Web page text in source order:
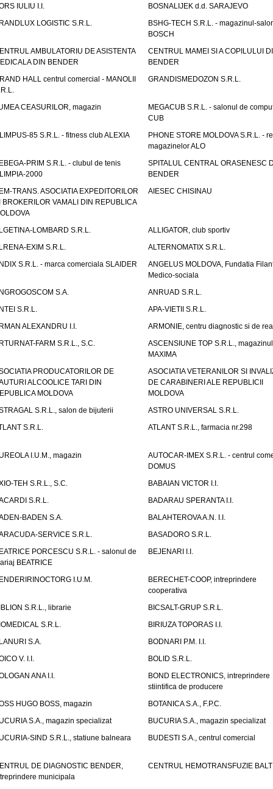
IULIU I.I.
BOSNALIJEK d.d. SARAJEVO
LOGISTIC S.R.L.
BSHG-TECH S.R.L. - magazinul-
BOSCH
AMBULATORIU DE ASISTENTA
DIN BENDER
CENTRUL MAMEI SI A COPILULUI
BENDER
HALL centrul comercial - MANOLII
GRANDISMEDOZON S.R.L.
CEASURILOR, magazin
MEGACUB S.R.L. - salonul de
CUB
85 S.R.L. - fitness club ALEXIA
PHONE STORE MOLDOVA S.R.L. -
magazinelor ALO
PRIM S.R.L. - clubul de tenis
2000
SPITALUL CENTRAL ORASENESC
BENDER
TRANS. ASOCIATIA EXPEDITORILOR
BROKERILOR VAMALI DIN REPUBLICA
AIESEC CHISINAU
LOMBARD S.R.L.
ALLIGATOR, club sportiv
EXIM S.R.L.
ALTERNOMATIX S.R.L.
S.R.L. - marca comerciala SLAIDER
ANGELUS MOLDOVA, Fundatia
Medico-sociala
S.A.
ANRUAD S.R.L.
S.R.L.
APA-VIETII S.R.L.
ALEXANDRU I.I.
ARMONIE, centru diagnostic si de
FARM S.R.L., S.C.
ASCENSIUNE TOP S.R.L., magazinul
MAXIMA
PRODUCATORILOR DE
ALCOOLICE TARI DIN
MOLDOVA
ASOCIATIA VETERANILOR SI
DE CARABINERI ALE REPUBLICII
MOLDOVA
S.R.L., salon de bijuterii
ASTRO UNIVERSAL S.R.L.
S.R.L.
ATLANT S.R.L., farmacia nr.298
I.U.M., magazin
AUTOCAR-IMEX S.R.L. - centrul
DOMUS
TEH S.R.L., S.C.
BABAIAN VICTOR I.I.
S.R.L.
BADARAU SPERANTA I.I.
BADEN S.A.
BALAHTEROVA A.N. I.I.
SERVICE S.R.L.
BASADORO S.R.L.
PORCESCU S.R.L. - salonul de
BEATRICE
BEJENARI I.I.
I.U.M.
BERECHET-COOP, intreprindere
cooperativa
S.R.L., librarie
BICSALT-GRUP S.R.L.
S.R.L.
BIRIUZA TOPORAS I.I.
S.A.
BODNARI P.M. I.I.
V. I.I.
BOLID S.R.L.
ANA I.I.
BOND ELECTRONICS, intreprindere
stiintifica de producere
HUGO BOSS, magazin
BOTANICA S.A., F.P.C.
S.A., magazin specializat
BUCURIA S.A., magazin specializat
SIND S.R.L., statiune balneara
BUDESTI S.A., centrul comercial
DE DIAGNOSTIC BENDER,
municipala
CENTRUL HEMOTRANSFUZIE